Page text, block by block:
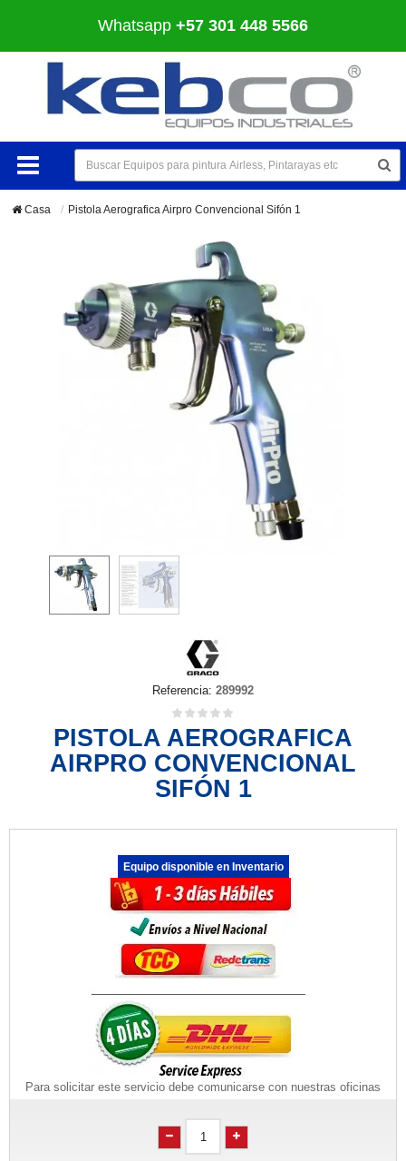
Whatsapp +57 301 448 5566
Casa Pistola Aerografica Airpro Convencional Sifón 1
Referencia: 289992
PISTOLA AEROGRAFICA
AIRPRO CONVENCIONAL
SIFÓN 1
Equipo disponible en Inventario
Para solicitar este servicio debe comunicarse con nuestras oficinas